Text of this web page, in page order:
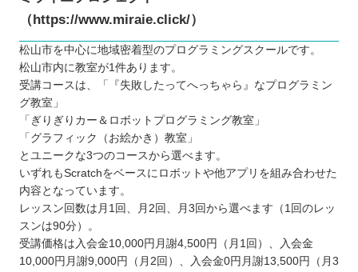
（https://www.miraie.click/）
松山市を中心に地域密着型のプログラミングスクールです。
松山市内に教室が1件あります。
受講コースは、「『失敗したってへっちゃら』なプログラミン
グ教室」
「ぎりぎりカー＆ロボットプログラミング教室」
「グラフィック（お絵かき）教室」
とユニークな3つのコースから選べます。
いずれもScratchをベースにロボットや他アプリを組み合わせた
内容となっています。
レッスン回数は月1回、月2回、月3回から選べます（1回のレッ
スンは90分）。
受講価格は入会金10,000円月謝4,500円（月1回）、入会金
10,000円月謝9,000円（月2回）、入会金0円月謝13,500円（月3